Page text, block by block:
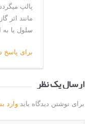
پالپ
مانند
سلول یا
برای پاسخ
ارسال یک نظر
برای نوشتن دیدگاه باید وارد